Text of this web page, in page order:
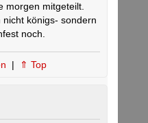
morgen mitgeteilt.
königs- sondern
noch.
| ⇑ Top